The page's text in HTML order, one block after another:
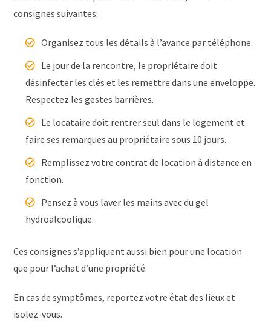
consignes suivantes:
Organisez tous les détails à l’avance par téléphone.
Le jour de la rencontre, le propriétaire doit
désinfecter les clés et les remettre dans une enveloppe.
Respectez les gestes barrières.
Le locataire doit rentrer seul dans le logement et
faire ses remarques au propriétaire sous 10 jours.
Remplissez votre contrat de location à distance en
fonction.
Pensez à vous laver les mains avec du gel
hydroalcoolique.
Ces consignes s’appliquent aussi bien pour une location
que pour l’achat d’une propriété.
En cas de symptômes, reportez votre état des lieux et
isolez-vous.